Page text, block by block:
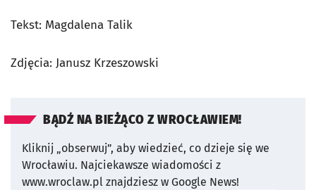
Tekst: Magdalena Talik
Zdjęcia: Janusz Krzeszowski
BĄDŹ NA BIEŻĄCO Z WROCŁAWIEM!
Kliknij „obserwuj”, aby wiedzieć, co dzieje się we
Wrocławiu. Najciekawsze wiadomości z
www.wroclaw.pl znajdziesz w Google News!